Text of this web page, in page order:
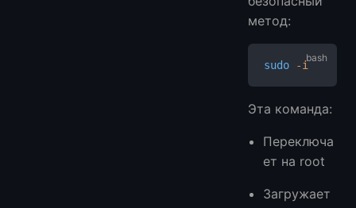
метод:
sudo -i
Эта команда:
Переключа
ет на root
Загружает